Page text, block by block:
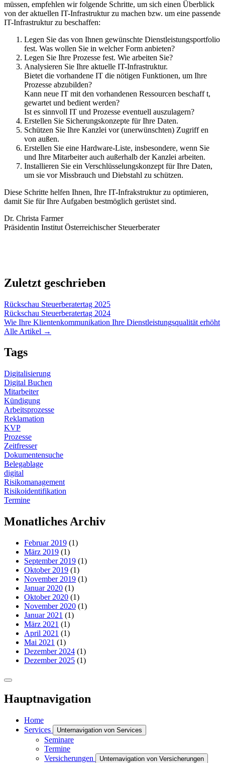
müssen, empfehlen wir folgende Schritte, um sich einen Überblick
von der aktuellen IT-Infrastruktur zu machen bzw. um eine passende
IT-Infrastruktur zu beschaffen:
Legen Sie das von Ihnen gewünschte Dienstleistungsportfolio
fest. Was wollen Sie in welcher Form anbieten?
Legen Sie Ihre Prozesse fest. Wie arbeiten Sie?
Analysieren Sie Ihre aktuelle IT-Infrastruktur.
Bietet die vorhandene IT die nötigen Funktionen, um Ihre
Prozesse abzubilden?
Kann neue IT mit den vorhandenen Ressourcen beschaff t,
gewartet und bedient werden?
Ist es sinnvoll IT und Prozesse eventuell auszulagern?
Erstellen Sie Sicherungskonzepte für Ihre Daten.
Schützen Sie Ihre Kanzlei vor (unerwünschten) Zugriff en
von außen.
Erstellen Sie eine Hardware-Liste, insbesondere, wenn Sie
und Ihre Mitarbeiter auch außerhalb der Kanzlei arbeiten.
Installieren Sie ein Verschlüsselungskonzept für Ihre Daten,
um sie vor Missbrauch und Diebstahl zu schützen.
Diese Schritte helfen Ihnen, Ihre IT-Infrakstruktur zu optimieren,
damit Sie für Ihre Aufgaben bestmöglich gerüstet sind.
Dr. Christa Farmer
Präsidentin Institut Österreichischer Steuerberater
Zuletzt geschrieben
Rückschau Steuerberatertag 2025
Rückschau Steuerberatertag 2024
Wie Ihre Klientenkommunikation Ihre Dienstleistungsqualität erhöht
Alle Artikel →
Tags
Digitalisierung
Digital Buchen
Mitarbeiter
Kündigung
Arbeitsprozesse
Reklamation
KVP
Prozesse
Zeitfresser
Dokumentensuche
Belegablage
digital
Risikomanagement
Risikoidentifikation
Termine
Monatliches Archiv
Februar 2019 (1)
März 2019 (1)
September 2019 (1)
Oktober 2019 (1)
November 2019 (1)
Januar 2020 (1)
Oktober 2020 (1)
November 2020 (1)
Januar 2021 (1)
März 2021 (1)
April 2021 (1)
Mai 2021 (1)
Dezember 2024 (1)
Dezember 2025 (1)
Hauptnavigation
Home
Services
Unternavigation von Services
Seminare
Termine
Versicherungen
Unternavigation von Versicherungen